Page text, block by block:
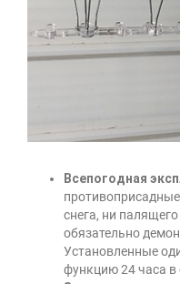
Всепогодная
снега, ни
обязательно
Установленные
функцию 24 часа в